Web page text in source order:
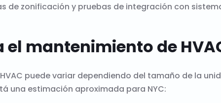
de zonificación y pruebas de integración con
mantenimiento de
puede variar dependiendo del tamaño de la
una estimación aproximada para NYC: